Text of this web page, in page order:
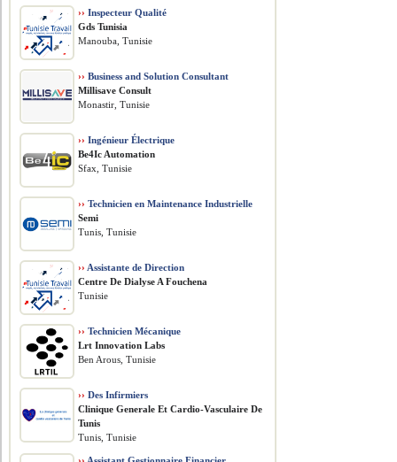
›› Inspecteur Qualité
Gds Tunisia
Manouba, Tunisie
›› Business and Solution Consultant
Millisave Consult
Monastir, Tunisie
›› Ingénieur Électrique
Be4Ic Automation
Sfax, Tunisie
›› Technicien en Maintenance Industrielle
Semi
Tunis, Tunisie
›› Assistante de Direction
Centre De Dialyse A Fouchena
Tunisie
›› Technicien Mécanique
Lrt Innovation Labs
Ben Arous, Tunisie
›› Des Infirmiers
Clinique Generale Et Cardio-Vasculaire De
Tunis
Tunis, Tunisie